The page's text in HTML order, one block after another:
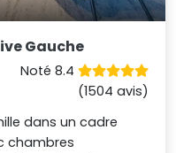
Gauche
Noté 8.4
(1504 avis)
dans un cadre
chambres